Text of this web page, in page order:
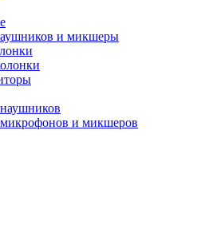
и микшеры
и микшеров